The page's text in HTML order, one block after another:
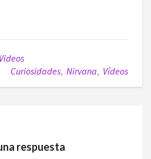
Videos
Curiosidades, Nirvana, Vídeos
respuesta